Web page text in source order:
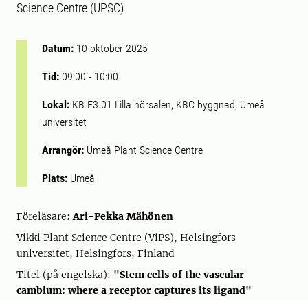
Science Centre (UPSC)
Datum: 10 oktober 2025
Tid: 09:00 - 10:00
Lokal: KB.E3.01 Lilla hörsalen, KBC byggnad, Umeå
universitet
Arrangör: Umeå Plant Science Centre
Plats: Umeå
Föreläsare:Ari-Pekka Mähönen
Vikki Plant Science Centre (ViPS), Helsingfors
universitet, Helsingfors, Finland
Titel (på engelska): "Stem cells of the vascular
cambium: where a receptor captures its ligand"